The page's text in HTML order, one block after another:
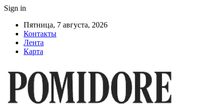
Sign in
Пятница, 7 августа, 2026
Контакты
Лента
Карта